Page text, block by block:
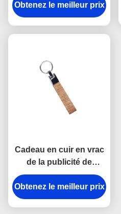
Mini Key Holder
Souvenir Personalised
Obtenez le meilleur prix
Cadeau en cuir en vrac
de la publicité de
souvenir de Cork Plain
Leather Keyring 12mm
Keychains
Obtenez le meilleur prix